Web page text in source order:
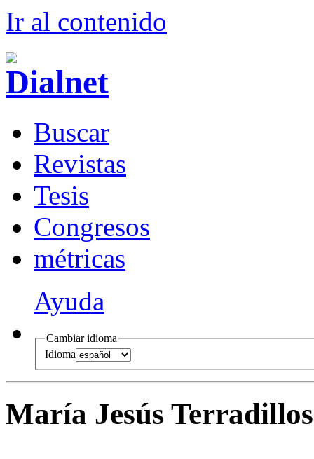
Ir al contenido
Buscar
Revistas
Tesis
Congresos
métricas
Ayuda
Cambiar idioma
Idioma
María Jesús